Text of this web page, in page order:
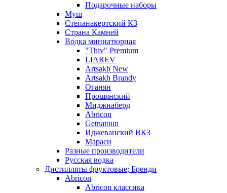
Подарочные наборы
Муш
Степанакертский КЗ
Страна Камней
Водка миниатюрная
"Thiv" Premium
LIAREV
Artsakh New
Artsakh Brandy
Оганян
Прошянский
Миджнаберд
Abricon
Getnatoun
Иджеванский ВКЗ
Мараси
Разные производители
Русская водка
Дистилляты фруктовые; Бренди
Abricon
Abricon классика